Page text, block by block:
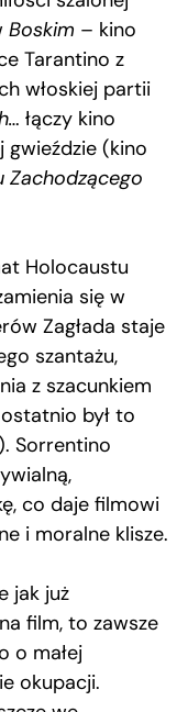
Boskim – kino
Tarantino z
włoskiej partii
łączy kino
gwieździe (kino
Zachodzącego
Holocaustu
się w
Zagłada staje
szantażu,
z szacunkiem
był to
Sorrentino
co daje filmowi
i moralne klisze.
jak już
film, to zawsze
o małej
okupacji.